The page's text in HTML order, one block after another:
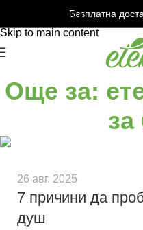
Skip to navigation
Skip to main content
Безплатна
Още за:
за
26 авг. 2025
7 причини да
душ